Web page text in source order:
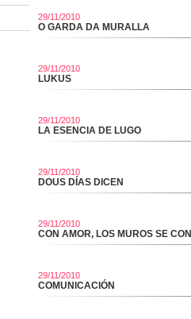
29/11/2010
O GARDA DA MURALLA
29/11/2010
LUKUS
29/11/2010
LA ESENCIA DE LUGO
29/11/2010
DOUS DÍAS DICEN
29/11/2010
CON AMOR, LOS MUROS SE
29/11/2010
COMUNICACIÓN